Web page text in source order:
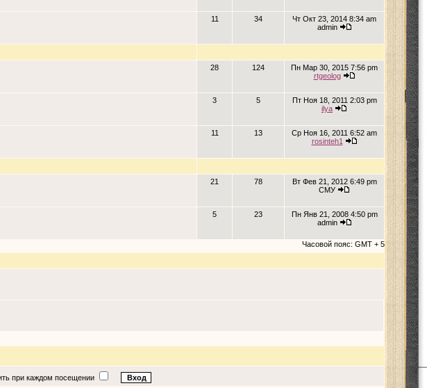
11 34
Чт Окт 23, 2014 8:34 am
admin
28 124
Пн Мар 30, 2015 7:56 pm
rtgeolog
3 5
Пт Ноя 18, 2011 2:03 pm
ilya
11 13
Ср Ноя 16, 2011 6:52 am
rosinteh1
21 78
Вт Фев 21, 2012 6:49 pm
СМУ
5 23
Пн Янв 21, 2008 4:50 pm
admin
Часовой пояс: GMT + 5
при каждом посещении